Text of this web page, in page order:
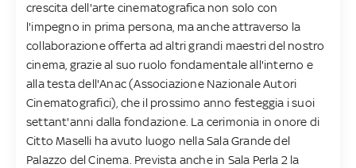
crescita dell'arte cinematografica non solo con
l'impegno in prima persona, ma anche attraverso la
collaborazione offerta ad altri grandi maestri del nostro
cinema, grazie al suo ruolo fondamentale all'interno e
alla testa dell'Anac (Associazione Nazionale Autori
Cinematografici), che il prossimo anno festeggia i suoi
settant'anni dalla fondazione. La cerimonia in onore di
Citto Maselli ha avuto luogo nella Sala Grande del
Palazzo del Cinema. Prevista anche in Sala Perla 2 la